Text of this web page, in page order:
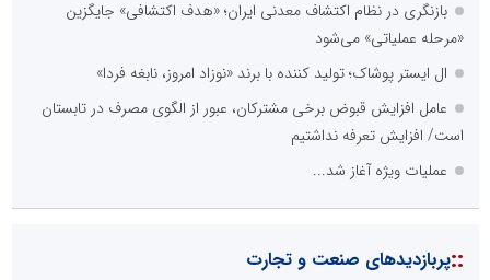
بازنگری در نظام اکتشاف معدنی ایران؛ «هدف اکتشافی» جایگزین
«مرحله عملیاتی» می‌شود
ال ایستر پوشاک؛ تولید کننده با برند «نوزاد امروز، نابغه فردا»
عامل افزایش قبوض برخی مشترکان، عبور از الگوی مصرف در تابستان
است/ افزایش تعرفه نداشتیم
عملیات ویژه آغاز شد...
::پربازدیدهای صنعت و تجارت